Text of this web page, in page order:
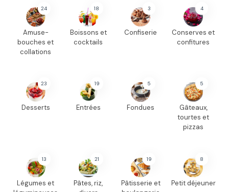
24
Amuse-
bouches et
collations
18
Boissons et
cocktails
3
Confiserie
4
Conserves et
confitures
23
Desserts
19
Entrées
5
Fondues
5
Gâteaux,
tourtes et
pizzas
13
Légumes et
21
Pâtes, riz,
19
Pâtisserie et
8
Petit déjeuner